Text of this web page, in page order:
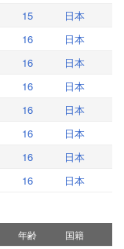
15
日本
16
日本
16
日本
16
日本
16
日本
16
日本
16
日本
16 日本
年齢 国籍